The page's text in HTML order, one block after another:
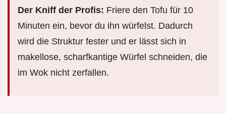
Der Kniff der Profis: Friere den Tofu für 10
Minuten ein, bevor du ihn würfelst. Dadurch
wird die Struktur fester und er lässt sich in
makellose, scharfkantige Würfel schneiden, die
im Wok nicht zerfallen.